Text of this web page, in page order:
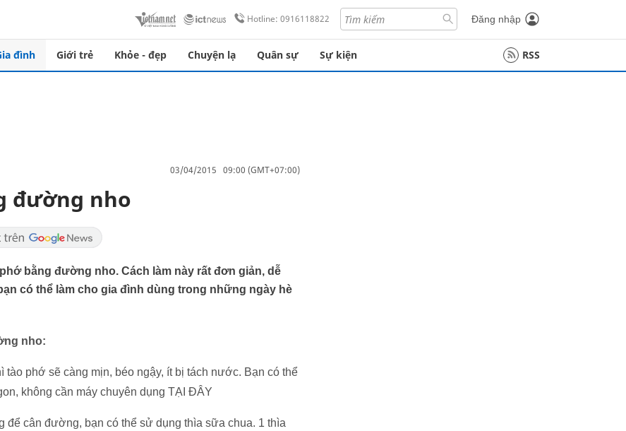
Hotline: 0916118822 Đăng nhập
đình Giới trẻ Khỏe - đẹp Chuyện lạ Quân sự Sự kiện RSS
03/04/2015 09:00 (GMT+07:00)
đường nho
bằng đường nho. Cách làm này rất đơn giản, dễ
có thể làm cho gia đình dùng trong những ngày hè
nho:
phớ sẽ càng mịn, béo ngậy, ít bị tách nước. Bạn có thể
không cần máy chuyên dụng TẠI ĐÂY
để cân đường, bạn có thể sử dụng thìa sữa chua. 1 thìa